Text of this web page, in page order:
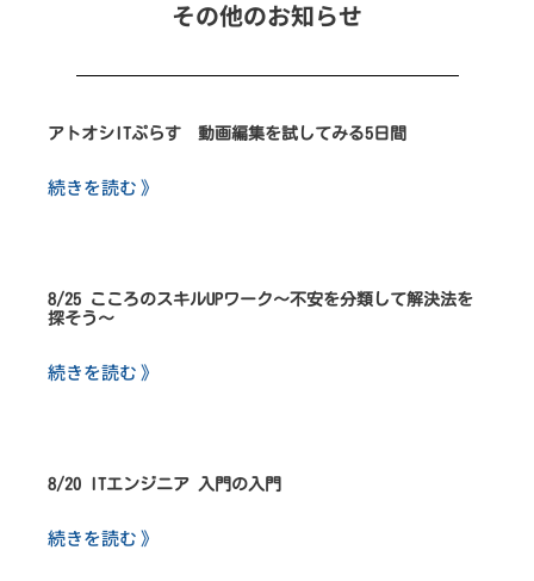
その他のお知らせ
アトオシITぷらす 動画編集を試してみる5日間
続きを読む 》
8/25 こころのスキルUPワーク～不安を分類して解決法を
探そう～
続きを読む 》
8/20 ITエンジニア 入門の入門
続きを読む 》